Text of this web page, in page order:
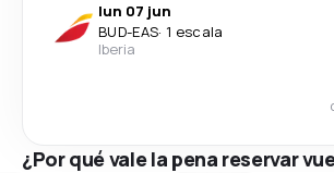
lun 07 jun
BUD-EAS· 1 escala
Iberia
¿Por qué vale la pena reservar